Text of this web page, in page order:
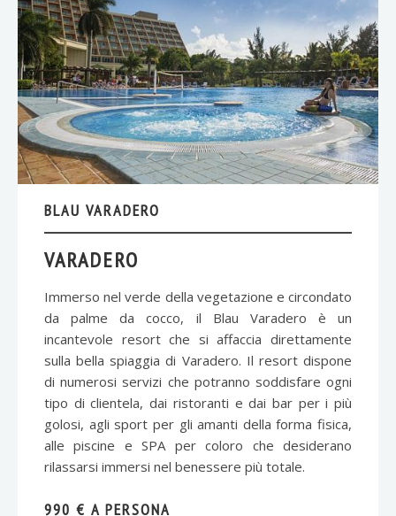
BLAU VARADERO
VARADERO
Immerso nel verde della vegetazione e circondato
da palme da cocco, il Blau Varadero è un
incantevole resort che si affaccia direttamente
sulla bella spiaggia di Varadero. Il resort dispone
di numerosi servizi che potranno soddisfare ogni
tipo di clientela, dai ristoranti e dai bar per i più
golosi, agli sport per gli amanti della forma fisica,
alle piscine e SPA per coloro che desiderano
rilassarsi immersi nel benessere più totale.
990 € A PERSONA